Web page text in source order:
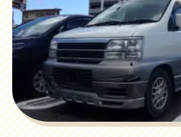
欧州車に近い感じで、路面にへばりつ
走るというか、まあしっとりしていい
1300ccのエントリーカーとはとても思
ないでしょうか。そんなわけで長く
ダデミオはもちろん、キズ・ヘコミ
たくない方、また、査定に行って気
は、是非ハッピーカーズの査定を体験
問い合わせはこちらまでフリーダイ
ください。フェンダーをぶつけてるの
ズバリ、マイナス査定…そしてなぜか
（笑）この軽さとこの馬力。おもろー
ふらふらしつつも、アクセル踏めば
タークーラー付ターボのせいか、馬
調子いいな～雪道、林道、砂浜キング
します。ちなみに車検は今年の8月ま
れます。錆や朽ち果て感も、海に自